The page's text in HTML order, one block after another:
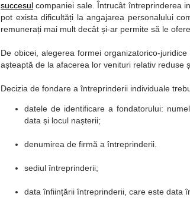
succesul companiei sale. Întrucât întreprinderea
pot exista dificultăți la angajarea personalului
remunerați mai mult decât și-ar permite să le
De obicei, alegerea formei organizatorico-
așteaptă de la afacerea lor venituri relativ reduse
Decizia de fondare a întreprinderii individuale
datele de identificare a fondatorului:
data și locul nașterii;
denumirea de firmă a întreprinderii.
sediul întreprinderii;
data înființării întreprinderii, care este data